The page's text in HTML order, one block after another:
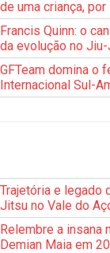
de uma criança, por
Francis Quinn: o
da evolução no
GFTeam domina o
Internacional Sul-
Trajetória e legado
Jitsu no Vale do
Relembre a insana
Demian Maia em